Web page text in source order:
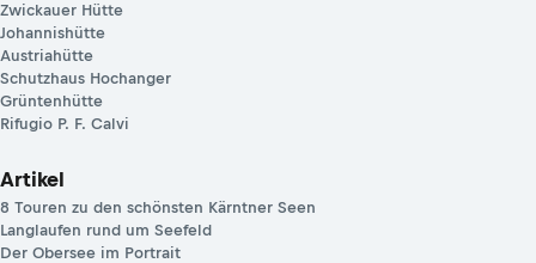
Zwickauer Hütte
Johannishütte
Austriahütte
Schutzhaus Hochanger
Grüntenhütte
Rifugio P. F. Calvi
Artikel
8 Touren zu den schönsten Kärntner Seen
Langlaufen rund um Seefeld
Der Obersee im Portrait